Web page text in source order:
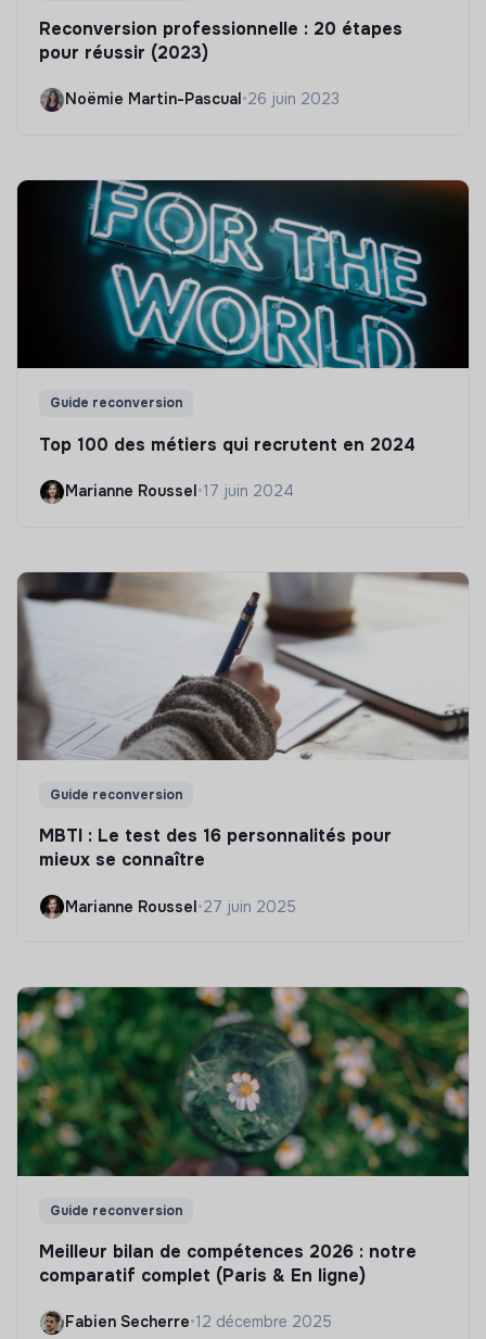
Reconversion professionnelle : 20 étapes
pour réussir (2023)
Noëmie Martin-Pascual •26 juin 2023
Guide reconversion
Top 100 des métiers qui recrutent en 2024
Marianne Roussel•17 juin 2024
Guide reconversion
MBTI : Le test des 16 personnalités pour
mieux se connaître
Marianne Roussel•27 juin 2025
Guide reconversion
Meilleur bilan de compétences 2026 : notre
comparatif complet (Paris & En ligne)
Fabien Secherre•12 décembre 2025